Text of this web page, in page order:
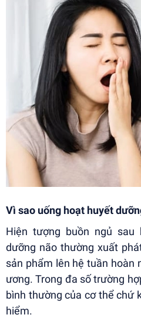
Vì sao uống hoạt huyết
Hiện tượng buồn ngủ
dưỡng não thường xuất
sản phẩm lên hệ tuần hoàn
ương. Trong đa số trường
bình thường của cơ thể chứ
hiểm.